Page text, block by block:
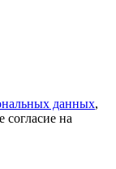
данных,
согласие на